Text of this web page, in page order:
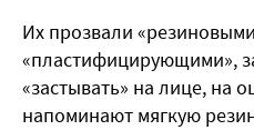
Их прозвали
«пластифицирующими»,
«застывать» на лице, на
напоминают мягкую